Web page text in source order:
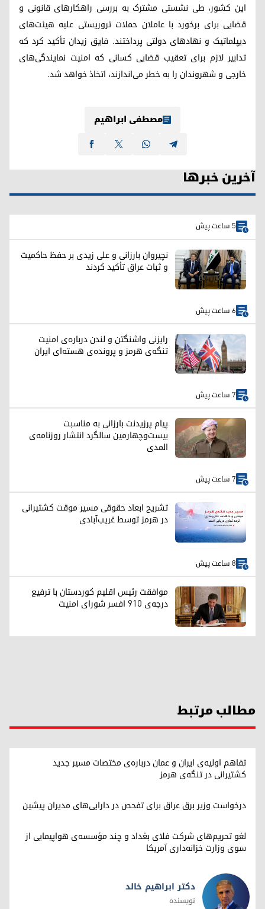
این کشور، طی نشستی مشترک به بررسی راهکارهای قانونی و
قضایی برای برخورد با عاملان حملات تروریستی علیه هیئت‌های
دیپلماتیک و نهادهای دولتی پرداختند. فایق زیدان تأکید کرد که
تدابیر لازم برای تعقیب قضایی کسانی که امنیت نمایندگی‌های
خارجی و شهروندان را به خطر می‌اندازند، اتخاذ خواهد شد.
مصطفی ابراهیم
آخرین خبرها
5 ساعت پیش
نچیروان بارزانی و علی زیدی بر حفظ حاکمیت
و ثبات عراق تأکید کردند
6 ساعت پیش
رایزنی واشنگتن و لندن درباره‌ی امنیت
تنگه‌ی هرمز و پرونده‌ی هسته‌ای ایران
7 ساعت پیش
پیام پرزیدنت بارزانی به مناسبت
بیست‌وچهارمین سالگرد انتشار روزنامه‌ی
المدی
7 ساعت پیش
تشریح ابعاد حقوقی مسیر موقت کشتیرانی
در هرمز توسط غریب‌آبادی
8 ساعت پیش
موافقت رئیس اقلیم کوردستان با ترفیع
درجه‌ی ۹۱۰ افسر شورای امنیت
مطالب مرتبط
تفاهم اولیه‌ی ایران و عمان درباره‌ی مختصات مسیر جدید
کشتیرانی در تنگه‌ی هرمز
درخواست وزیر برق عراق برای تفحص در دارایی‌های مدیران پیشین
لغو تحریم‌های شرکت فلای بغداد و چند مؤسسه‌ی هواپیمایی از
سوی وزارت خزانه‌داری آمریکا
دکتر ابراهیم خالد
نویسنده